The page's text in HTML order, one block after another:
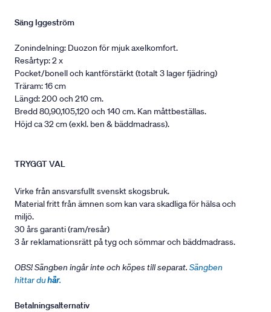
Säng Iggeström
Zonindelning: Duozon för mjuk axelkomfort.
Resårtyp: 2 x
Pocket/bonell och kantförstärkt (totalt 3 lager fjädring)
Träram: 16 cm
Längd: 200 och 210 cm.
Bredd 80,90,105,120 och 140 cm. Kan måttbeställas.
Höjd ca 32 cm (exkl. ben & bäddmadrass).
TRYGGT VAL
Virke från ansvarsfullt svenskt skogsbruk.
Material fritt från ämnen som kan vara skadliga för hälsa och
miljö.
30 års garanti (ram/resår)
3 år reklamationsrätt på tyg och sömmar och bäddmadrass.
OBS! Sängben ingår inte och köpes till separat. Sängben
hittar duhär.
Betalningsalternativ